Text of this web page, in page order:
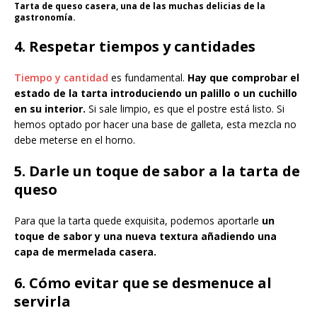
Tarta de queso casera, una de las muchas delicias de la
gastronomía.
4. Respetar tiempos y cantidades
Tiempo y cantidad es fundamental. Hay que comprobar el
estado de la tarta introduciendo un palillo o un cuchillo
en su interior. Si sale limpio, es que el postre está listo. Si
hemos optado por hacer una base de galleta, esta mezcla no
debe meterse en el horno.
5. Darle un toque de sabor a la tarta de
queso
Para que la tarta quede exquisita, podemos aportarle un
toque de sabor y una nueva textura añadiendo una
capa de mermelada casera.
6. Cómo evitar que se desmenuce al
servirla